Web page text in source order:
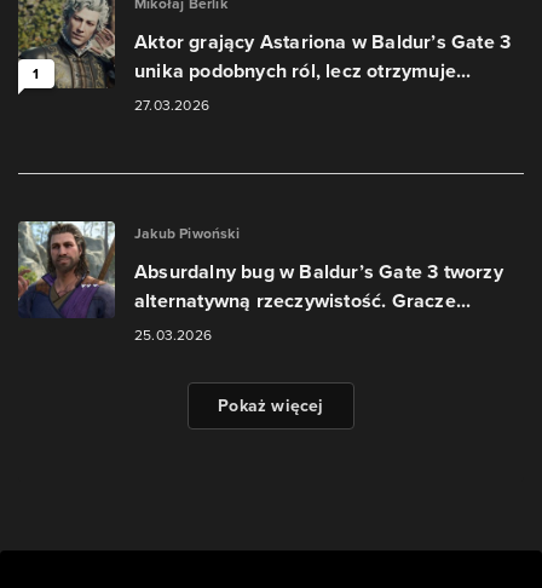
1
Aktor grający Astariona w Baldur’s Gate 3
unika podobnych ról, lecz otrzymuje...
27.03.2026
Jakub Piwoński
Absurdalny bug w Baldur’s Gate 3 tworzy
alternatywną rzeczywistość. Gracze...
25.03.2026
Pokaż więcej